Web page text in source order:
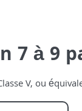
7 à 9
V, ou